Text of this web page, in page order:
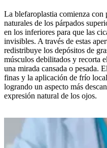
La blefaroplastia comienza con
naturales de los párpados
en los inferiores para que las
invisibles. A través de estas
redistribuye los depósitos de
músculos debilitados y recorta
una mirada cansada o pesada.
finas y la aplicación de frío
logrando un aspecto más
expresión natural de los ojos.